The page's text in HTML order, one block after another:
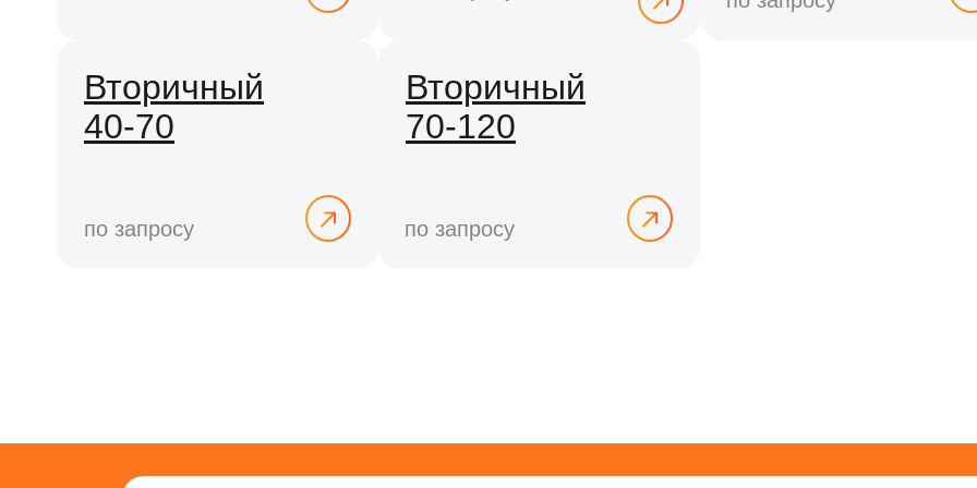
по запросу
Вторичный
40-70
по запросу
Вторичный
70-120